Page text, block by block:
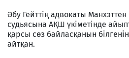
Әбу Гейттің адвокаты
судьясына АҚШ үкіметінде
қарсы сөз байласқанын
айтқан.